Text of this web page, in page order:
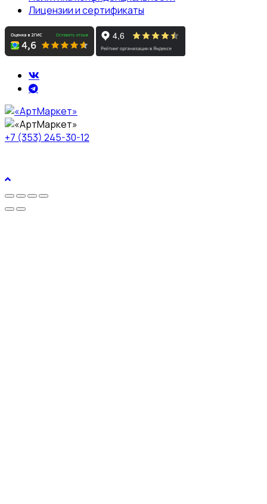
Лицензии и сертификаты
+7 (353) 245-30-12